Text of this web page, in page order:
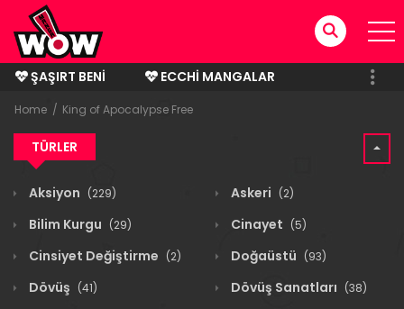
ŞAŞIRT BENI
ECCHI MANGALAR
BITMIŞ MANGALAR
Home King of Apocalypse Free
TÜRLER
Aksiyon (229) Askeri (2)
Bilim Kurgu (29) Cinayet (5)
Cinsiyet Değiştirme (2) Doğaüstü (93)
Dövüş (41) Dövüş Sanatları (38)